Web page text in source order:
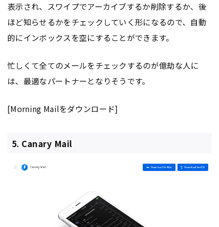
表示され、スワイプでアーカイブするか削除するか、後
ほど知らせるかをチェックしていく形になるので、自動
的にインボックスを空にすることができます。
忙しくて全てのメールをチェックするのが億劫な人に
は、最適なパートナーとなりそうです。
[Morning Mailをダウンロード]
5. Canary Mail